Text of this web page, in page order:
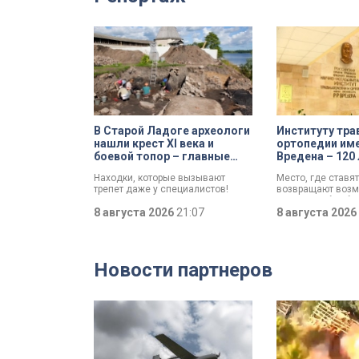
В Старой Ладоге археологи
нашли крест XI века и
боевой топор – главные
Находки, которые вызывают
трепет даже у специалистов!
более тысячи лет и боевой топор
8 августа 2026 21:07
Институту
ортопедии
Вредена – 120
до передового
медицинского
Место, где
возвращают
отмечает
8 августа 2026
Новости партнеров